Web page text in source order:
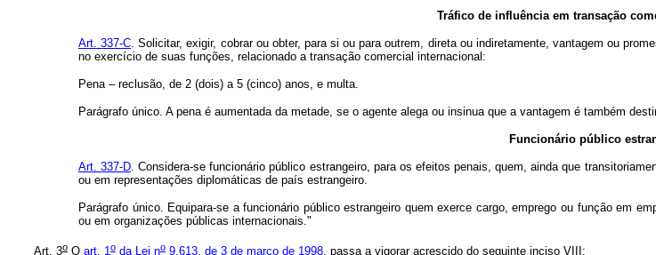
Tráfico de influência em transação
Art. 337-C. Solicitar, exigir, cobrar ou obter, para si ou para outrem, direta ou indiretamente, vantagem ou
no exercício de suas funções, relacionado a transação comercial internacional:
Pena – reclusão, de 2 (dois) a 5 (cinco) anos, e multa.
Parágrafo único. A pena é aumentada da metade, se o agente alega ou insinua que a vantagem é também
Funcionário público
Art. 337-D. Considera-se funcionário público estrangeiro, para os efeitos penais, quem, ainda que
ou em representações diplomáticas de país estrangeiro.
Parágrafo único. Equipara-se a funcionário público estrangeiro quem exerce cargo, emprego ou função em
ou em organizações públicas internacionais."
Art. 3o O art. 1o da Lei no 9.613, de 3 de março de 1998, passa a vigorar acrescido do seguinte inciso VIII: